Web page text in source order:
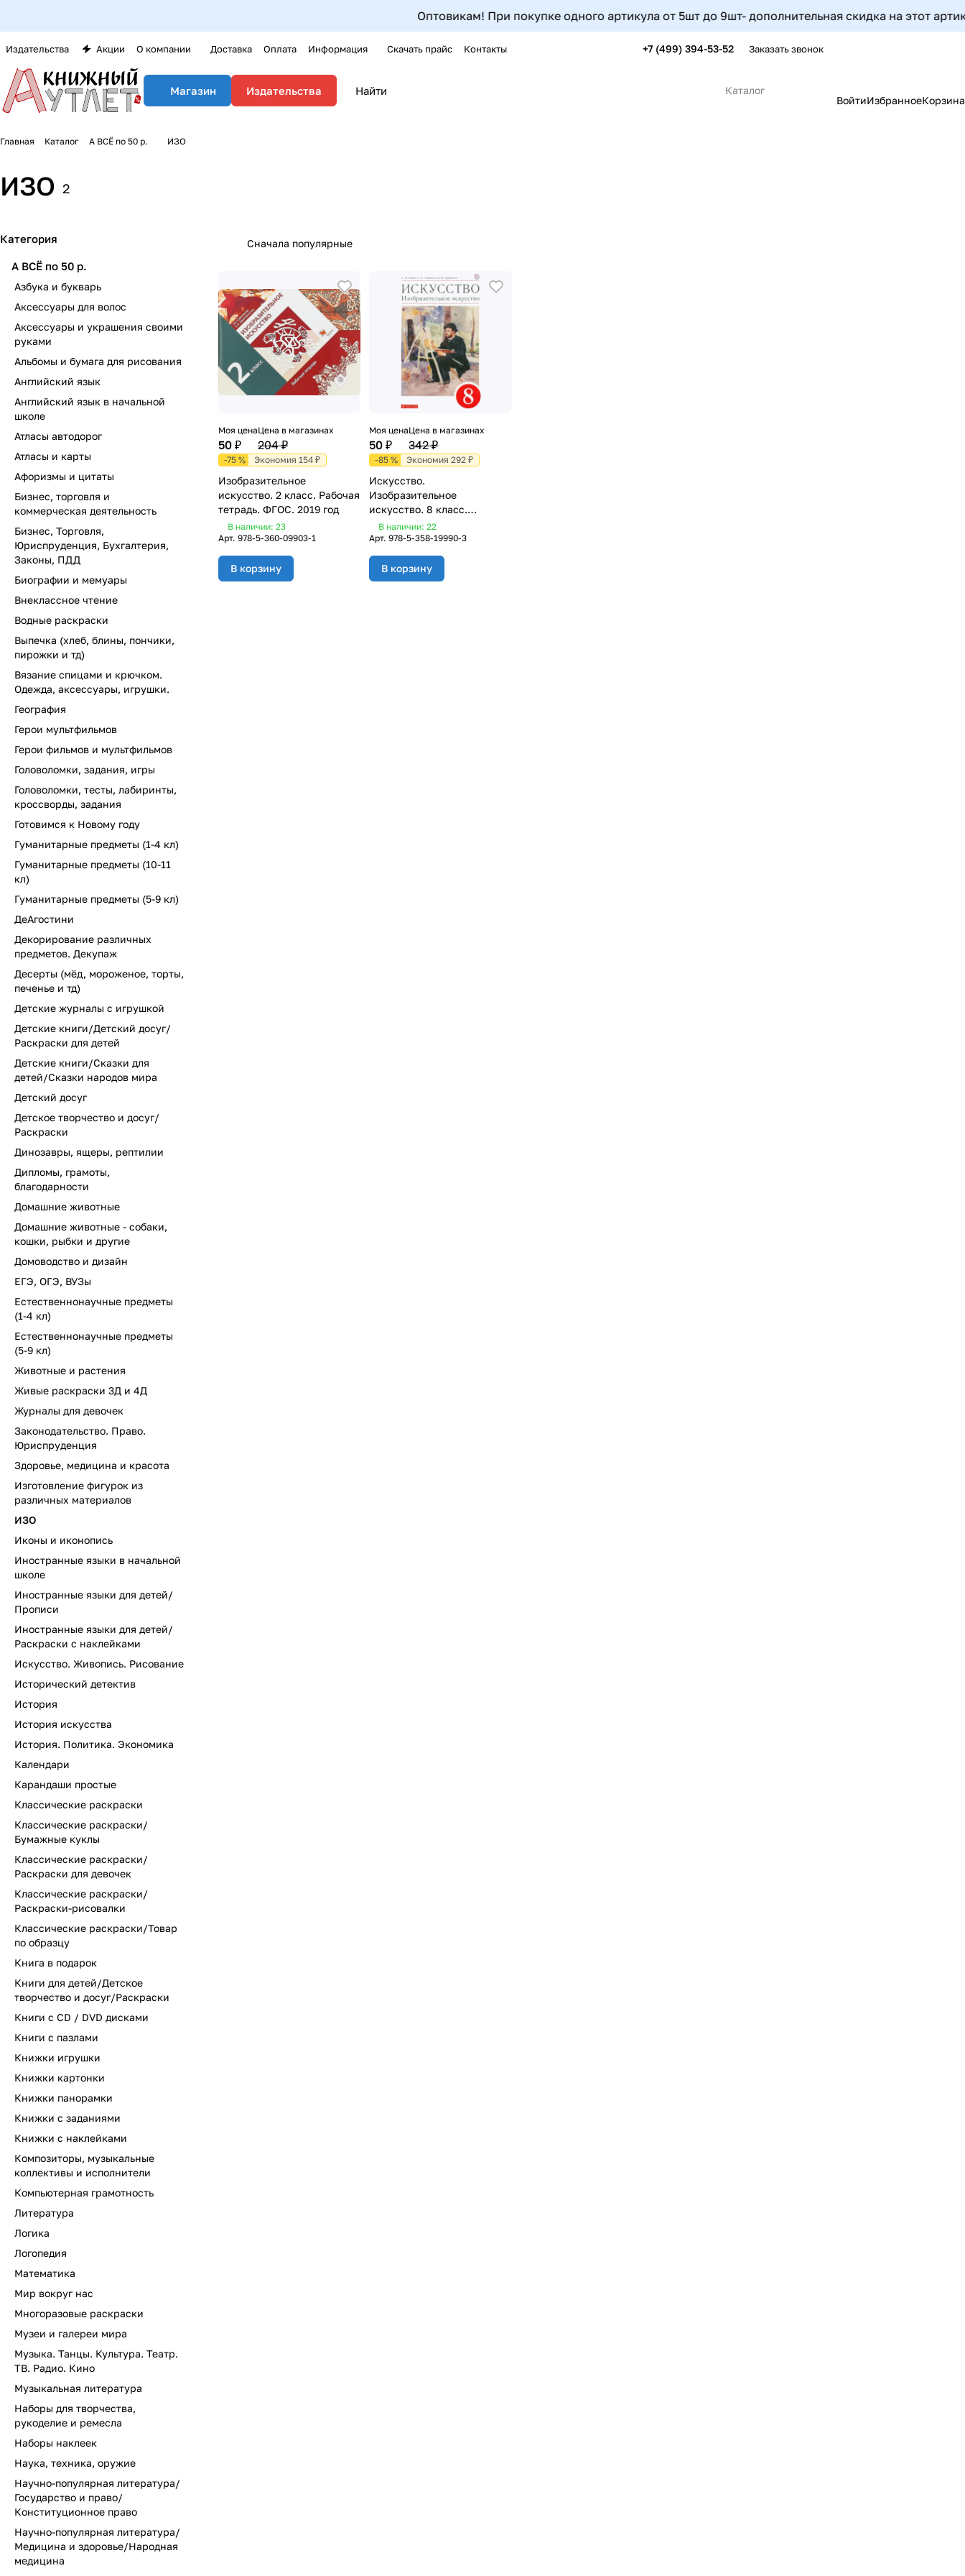
Оптовикам! При покупке одного артикула от 5шт до 9шт- дополнительная скидка на этот артикул
Издательства Акции О компании Доставка Оплата Информация Скачать прайс Контакты +7 (499) 394-53-52 Заказать звонок
Магазин Издательства
Каталог
ВойтиИзбранноеКорзина
Главная Каталог А ВСЁ по 50 р. ИЗО
ИЗО 2
Сначала популярные
Моя цена
50 ₽
Цена в магазинах
204 ₽
-75 % Экономия 154 ₽
Изобразительное
искусство. 2 класс. Рабочая
тетрадь. ФГОС. 2019 год
В наличии: 23
Арт. 978-5-360-09903-1
В корзину
Моя цена
50 ₽
Цена в магазинах
342 ₽
-85 % Экономия 292 ₽
Искусство.
Изобразительное
искусство. 8 класс.
Учебное пособие. 2018 год
В наличии: 22
Арт.978-5-358-19990-3
В корзину
Категория
А ВСЁ по 50 р.
Азбука и букварь
Аксессуары для волос
Аксессуары и украшения своими
руками
Альбомы и бумага для рисования
Английский язык
Английский язык в начальной
школе
Атласы автодорог
Атласы и карты
Афоризмы и цитаты
Бизнес, торговля и
коммерческая деятельность
Бизнес, Торговля,
Юриспруденция, Бухгалтерия,
Законы, ПДД
Биографии и мемуары
Внеклассное чтение
Водные раскраски
Выпечка (хлеб, блины, пончики,
пирожки и тд)
Вязание спицами и крючком.
Одежда, аксессуары, игрушки.
География
Герои мультфильмов
Герои фильмов и мультфильмов
Головоломки, задания, игры
Головоломки, тесты, лабиринты,
кроссворды, задания
Готовимся к Новому году
Гуманитарные предметы (1-4 кл)
Гуманитарные предметы (10-11
кл)
Гуманитарные предметы (5-9 кл)
ДеАгостини
Декорирование различных
предметов. Декупаж
Десерты (мёд, мороженое, торты,
печенье и тд)
Детские журналы с игрушкой
Детские книги/Детский досуг/
Раскраски для детей
Детские книги/Сказки для
детей/Сказки народов мира
Детский досуг
Детское творчество и досуг/
Раскраски
Динозавры, ящеры, рептилии
Дипломы, грамоты,
благодарности
Домашние животные
Домашние животные - собаки,
кошки, рыбки и другие
Домоводство и дизайн
ЕГЭ, ОГЭ, ВУЗы
Естественнонаучные предметы
(1-4 кл)
Естественнонаучные предметы
(5-9 кл)
Животные и растения
Живые раскраски 3Д и 4Д
Журналы для девочек
Законодательство. Право.
Юриспруденция
Здоровье, медицина и красота
Изготовление фигурок из
различных материалов
ИЗО
Иконы и иконопись
Иностранные языки в начальной
школе
Иностранные языки для детей/
Прописи
Иностранные языки для детей/
Раскраски с наклейками
Искусство. Живопись. Рисование
Исторический детектив
История
История искусства
История. Политика. Экономика
Календари
Карандаши простые
Классические раскраски
Классические раскраски/
Бумажные куклы
Классические раскраски/
Раскраски для девочек
Классические раскраски/
Раскраски-рисовалки
Классические раскраски/Товар
по образцу
Книга в подарок
Книги для детей/Детское
творчество и досуг/Раскраски
Книги с CD / DVD дисками
Книги с пазлами
Книжки игрушки
Книжки картонки
Книжки панорамки
Книжки с заданиями
Книжки с наклейками
Композиторы, музыкальные
коллективы и исполнители
Компьютерная грамотность
Литература
Логика
Логопедия
Математика
Мир вокруг нас
Многоразовые раскраски
Музеи и галереи мира
Музыка. Танцы. Культура. Театр.
ТВ. Радио. Кино
Музыкальная литература
Наборы для творчества,
рукоделие и ремесла
Наборы наклеек
Наука, техника, оружие
Научно-популярная литература/
Государство и право/
Конституционное право
Научно-популярная литература/
Медицина и здоровье/Народная
медицина